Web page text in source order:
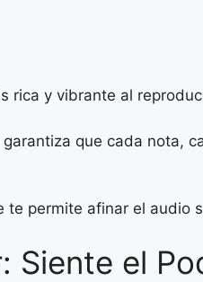
y vibrante al
que cada nota,
permite afinar el audio
Siente el